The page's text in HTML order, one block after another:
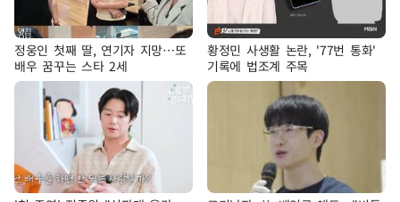
정웅인 첫째 딸, 연기자 지망…또
배우 꿈꾸는 스타 2세
황정민 사생활 논란, '77번 통화'
기록에 법조계 주목